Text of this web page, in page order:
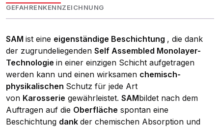
GEFAHRENKENNZEICHNUNG
SAM ist eine eigenständige Beschichtung , die dank
der zugrundeliegenden Self Assembled Monolayer-
Technologie in einer einzigen Schicht aufgetragen
werden kann und einen wirksamen chemisch-
physikalischen Schutz für jede Art
von Karosserie gewährleistet. SAMbildet nach dem
Auftragen auf die Oberfläche spontan eine
Beschichtung dank der chemischen Absorption und